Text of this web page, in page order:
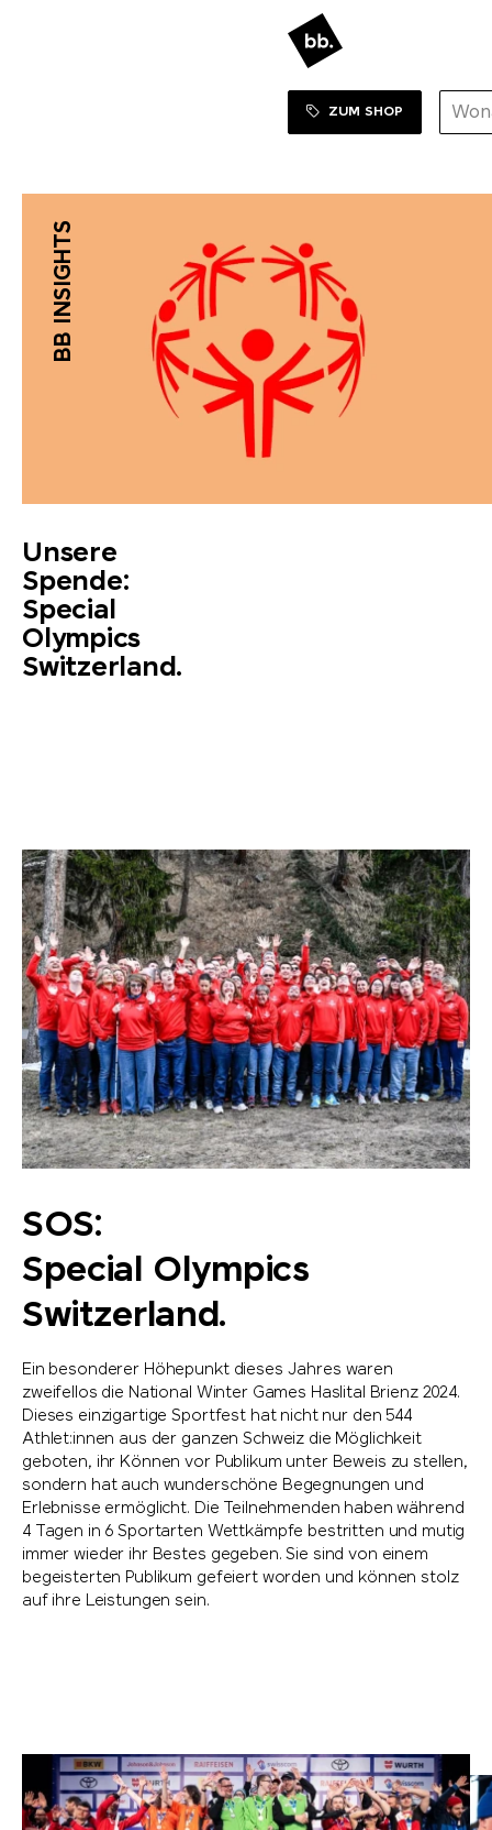
ZUM SHOP
BB INSIGHTS
Unsere
Spende:
Special
Olympics
Switzerland.
SOS:
Special Olympics
Switzerland.
Ein besonderer Höhepunkt dieses Jahres waren
zweifellos die National Winter Games Haslital Brienz 2024.
Dieses einzigartige Sportfest hat nicht nur den 544
Athlet:innen aus der ganzen Schweiz die Möglichkeit
geboten, ihr Können vor Publikum unter Beweis zu stellen,
sondern hat auch wunderschöne Begegnungen und
Erlebnisse ermöglicht. Die Teilnehmenden haben während
4 Tagen in 6 Sportarten Wettkämpfe bestritten und mutig
immer wieder ihr Bestes gegeben. Sie sind von einem
begeisterten Publikum gefeiert worden und können stolz
auf ihre Leistungen sein.